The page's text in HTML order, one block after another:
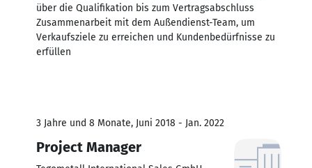
über die Qualifikation bis zum Vertragsabschluss
Zusammenarbeit mit dem Außendienst-Team, um
Verkaufsziele zu erreichen und Kundenbedürfnisse zu
erfüllen
3 Jahre und 8 Monate, Juni 2018 - Jan. 2022
Project Manager